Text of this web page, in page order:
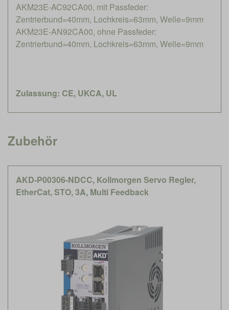
AKM23E-AC92CA00, mit Passfeder:
Zentrierbund=40mm, Lochkreis=63mm, Welle=9mm
AKM23E-AN92CA00, ohne Passfeder:
Zentrierbund=40mm, Lochkreis=63mm, Welle=9mm
Zulassung: CE, UKCA, UL
Zubehör
AKD-P00306-NDCC, Kollmorgen Servo Regler,
EtherCat, STO, 3A, Multi Feedback